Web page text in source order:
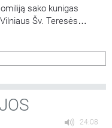
sako kunigas
Šv. Teresės
Marijos
24:08